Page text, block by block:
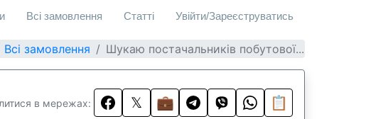
Всі замовлення Статті Увійти/Зареєструватись
Всі замовлення Шукаю постачальників побутової...
в мережах: 𝕏 💼 📋